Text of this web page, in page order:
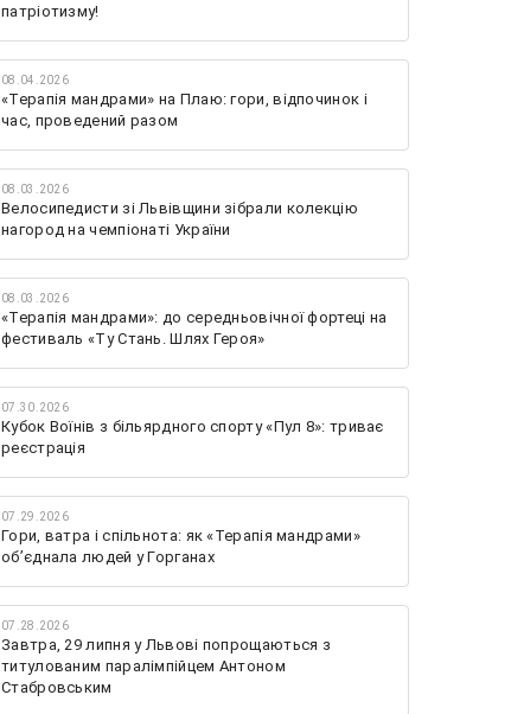
патріотизму!
08.04.2026
«Терапія мандрами» на Плаю: гори, відпочинок і
час, проведений разом
08.03.2026
Велосипедисти зі Львівщини зібрали колекцію
нагород на чемпіонаті України
08.03.2026
«Терапія мандрами»: до середньовічної фортеці на
фестиваль «Ту Стань. Шлях Героя»
07.30.2026
Кубок Воїнів з більярдного спорту «Пул 8»: триває
реєстрація
07.29.2026
Гори, ватра і спільнота: як «Терапія мандрами»
об’єднала людей у Горганах
07.28.2026
Завтра, 29 липня у Львові попрощаються з
титулованим паралімпійцем Антоном
Стабровським